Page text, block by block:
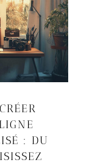
: DU